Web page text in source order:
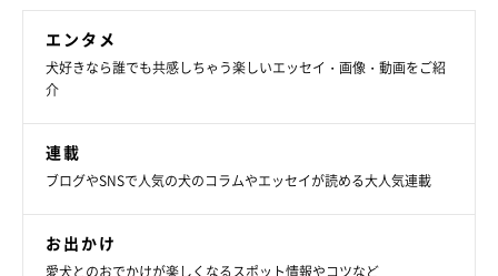
エンタメ
犬好きなら誰でも共感しちゃう楽しいエッセイ・画像・動画をご紹
介
連載
ブログやSNSで人気の犬のコラムやエッセイが読める大人気連載
お出かけ
愛犬とのおでかけが楽しくなるスポット情報やコツなど